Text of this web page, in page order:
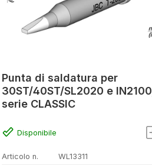
Punta di saldatura per
30ST/40ST/SL2020 e IN2100,
serie CLASSIC
Disponibile
Articolo n. WL13311